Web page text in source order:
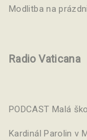
Modlitba na
Radio Vaticana
PODCAST Malá
Kardinál Parolin v